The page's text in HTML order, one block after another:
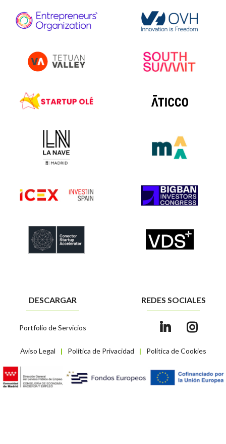
Aviso Legal | Política de Privacidad | Política de Cookies
DESCARGAR
Portfolio de Servicios
REDES SOCIALES